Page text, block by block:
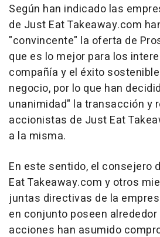
Según han indicado las
de Just Eat Takeaway.com
"convincente" la oferta de
que es lo mejor para los
compañía y el éxito
negocio, por lo que han
unanimidad" la transacción y
accionistas de Just Eat
a la misma.
En este sentido, el consejero
Eat Takeaway.com y otros
juntas directivas de la
en conjunto poseen alrededor
acciones han asumido